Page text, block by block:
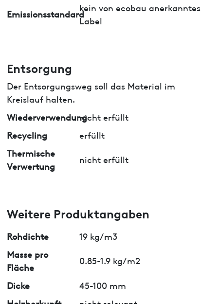
Emissionsstandard
kein von ecobau anerkanntes
Label
Entsorgung
Der Entsorgungsweg soll das Material im
Kreislauf halten.
Wiederverwendungnicht erfüllt
Recycling
erfüllt
Thermische
Verwertung
nicht erfüllt
Weitere Produktangaben
Rohdichte
19 kg/m3
Masse pro
Fläche
0.85-1.9 kg/m2
Dicke
45-100 mm